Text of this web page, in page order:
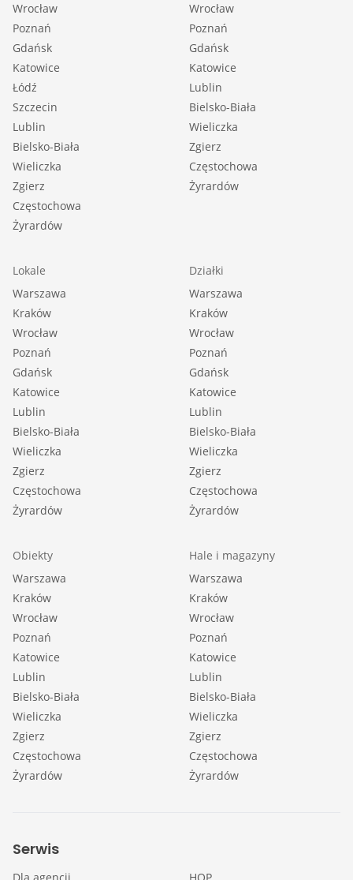
Wrocław
Poznań
Gdańsk
Katowice
Łódź
Szczecin
Lublin
Bielsko-Biała
Wieliczka
Zgierz
Częstochowa
Żyrardów
Wrocław
Poznań
Gdańsk
Katowice
Lublin
Bielsko-Biała
Wieliczka
Zgierz
Częstochowa
Żyrardów
Lokale
Warszawa
Kraków
Wrocław
Poznań
Gdańsk
Katowice
Lublin
Bielsko-Biała
Wieliczka
Zgierz
Częstochowa
Żyrardów
Działki
Warszawa
Kraków
Wrocław
Poznań
Gdańsk
Katowice
Lublin
Bielsko-Biała
Wieliczka
Zgierz
Częstochowa
Żyrardów
Obiekty
Warszawa
Kraków
Wrocław
Poznań
Katowice
Lublin
Bielsko-Biała
Wieliczka
Zgierz
Częstochowa
Żyrardów
Hale i magazyny
Warszawa
Kraków
Wrocław
Poznań
Katowice
Lublin
Bielsko-Biała
Wieliczka
Zgierz
Częstochowa
Żyrardów
Serwis